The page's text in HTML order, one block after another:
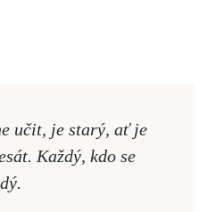
učit, je starý, ať je
Každý, kdo se